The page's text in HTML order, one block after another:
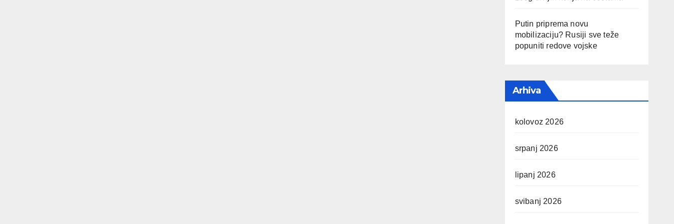
Putin priprema novu
mobilizaciju? Rusiji sve teže
popuniti redove vojske
Arhiva
kolovoz 2026
srpanj 2026
lipanj 2026
svibanj 2026